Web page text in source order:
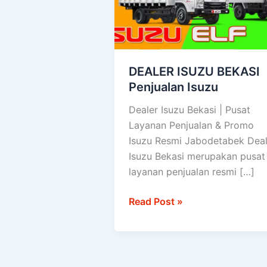
DEALER ISUZU BEKASI
Penjualan Isuzu
Dealer Isuzu Bekasi | Pusat
Layanan Penjualan & Promo
Isuzu Resmi Jabodetabek
Isuzu Bekasi merupakan pusat
layanan penjualan resmi […]
Isuzu
Read Post »